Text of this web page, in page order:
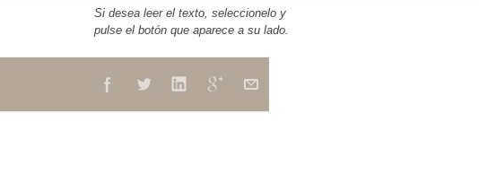
Si desea leer el texto, seleccionelo y
pulse el botón que aparece a su lado.